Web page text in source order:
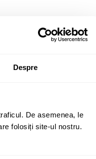
Despre
De asemenea, le
folosiți site-ul nostru.